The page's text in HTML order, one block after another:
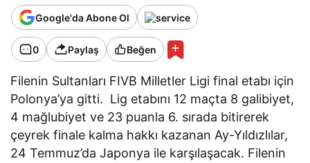
Google'da Abone Ol
0 Paylaş Beğen
Filenin Sultanları FIVB Milletler Ligi final etabı için
Polonya’ya gitti. Lig etabını 12 maçta 8 galibiyet,
4 mağlubiyet ve 23 puanla 6. sırada bitirerek
çeyrek finale kalma hakkı kazanan Ay-Yıldızlılar,
24 Temmuz’da Japonya ile karşılaşacak. Filenin